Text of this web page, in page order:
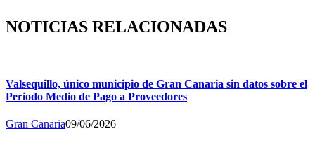
NOTICIAS RELACIONADAS
Valsequillo, único municipio de Gran Canaria sin datos sobre el
Periodo Medio de Pago a Proveedores
Gran Canaria09/06/2026